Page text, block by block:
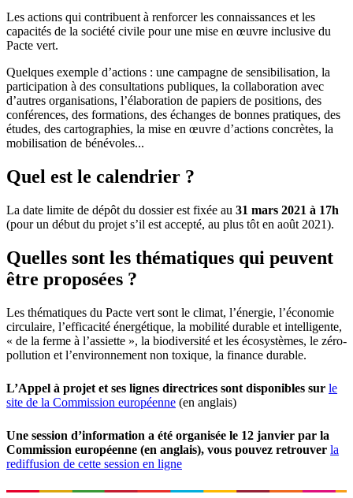
Les actions qui contribuent à renforcer les connaissances et les
capacités de la société civile pour une mise en œuvre inclusive du
Pacte vert.
Quelques exemple d’actions : une campagne de sensibilisation, la
participation à des consultations publiques, la collaboration avec
d’autres organisations, l’élaboration de papiers de positions, des
conférences, des formations, des échanges de bonnes pratiques, des
études, des cartographies, la mise en œuvre d’actions concrètes, la
mobilisation de bénévoles...
Quel est le calendrier ?
La date limite de dépôt du dossier est fixée au 31 mars 2021 à 17h
(pour un début du projet s’il est accepté, au plus tôt en août 2021).
Quelles sont les thématiques qui peuvent
être proposées ?
Les thématiques du Pacte vert sont le climat, l’énergie, l’économie
circulaire, l’efficacité énergétique, la mobilité durable et intelligente,
« de la ferme à l’assiette », la biodiversité et les écosystèmes, le zéro-
pollution et l’environnement non toxique, la finance durable.
L’Appel à projet et ses lignes directrices sont disponibles sur le
site de la Commission européenne (en anglais)
Une session d’information a été organisée le 12 janvier par la
Commission européenne (en anglais), vous pouvez retrouver la
rediffusion de cette session en ligne